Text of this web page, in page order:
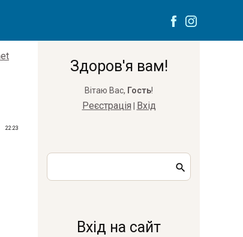
22:23
Здоров'я вам!
Вітаю Вас, Гость!
Реєстрація Вхід
Вхід на сайт